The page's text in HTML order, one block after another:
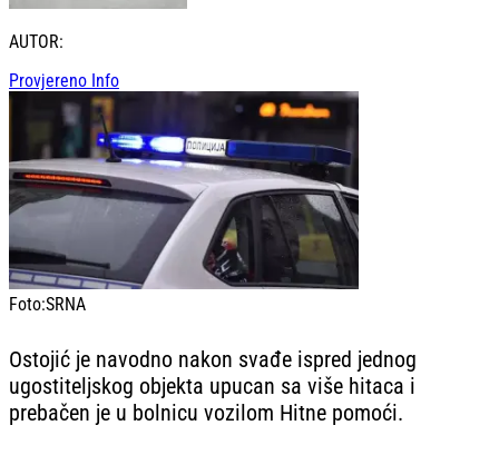
AUTOR:
Provjereno Info
Foto:SRNA
Ostojić je navodno nakon svađe ispred jednog
ugostiteljskog objekta upucan sa više hitaca i
prebačen je u bolnicu vozilom Hitne pomoći.